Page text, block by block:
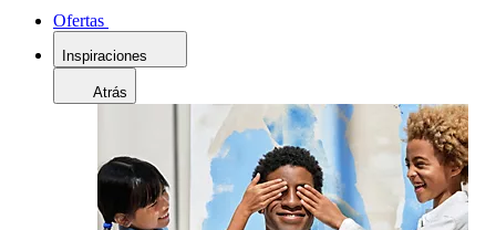
Ofertas
Inspiraciones
Atrás